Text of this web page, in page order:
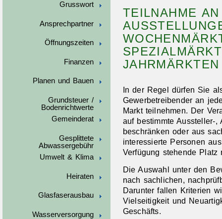
Grusswort
Ansprechpartner
Öffnungszeiten
Finanzen
Planen und Bauen
Grundsteuer /
Bodenrichtwerte
Gemeinderat
Gesplittete
Abwassergebühr
Umwelt & Klima
Heiraten
Glasfaserausbau
Wasserversorgung
TEILNAHME
AHRMÄRKTEN
In der Regel dürfen Sie
Gewerbetreibender an
Markt teilnehmen. Der
auf bestimmte Aussteller-,
beschränken oder aus
interessierte Personen
Verfügung stehende Platz
Die Auswahl unter den
nach sachlichen,
Darunter fallen Kriterien
Vielseitigkeit und
Geschäfts.